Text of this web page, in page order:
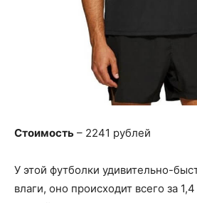
Стоимость – 2241 рублей
У этой футболки удивительно-
влаги, оно происходит всего за